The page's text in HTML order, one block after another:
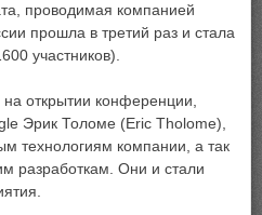
проводимая компанией
прошла в третий раз и стала
участников).
на открытии конференции,
Эрик Толоме (Eric Tholome),
технологиям компании, а так
разработкам. Они и стали